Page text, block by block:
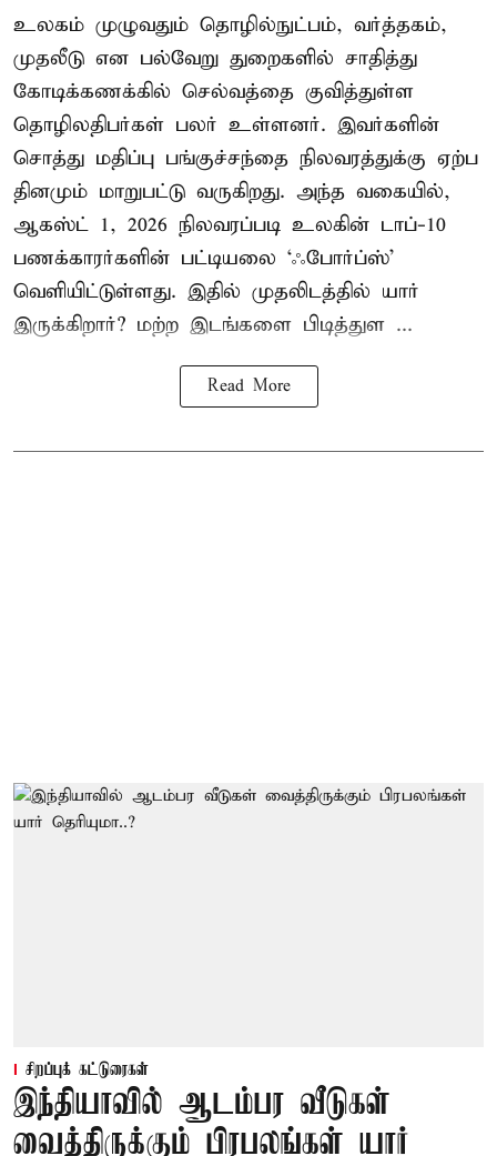
உலகம் முழுவதும் தொழில்நுட்பம், வர்த்தகம்,
முதலீடு என பல்வேறு துறைகளில் சாதித்து
கோடிக்கணக்கில் செல்வத்தை குவித்துள்ள
தொழிலதிபர்கள் பலர் உள்ளனர். இவர்களின்
சொத்து மதிப்பு பங்குச்சந்தை நிலவரத்துக்கு ஏற்ப
தினமும் மாறுபட்டு வருகிறது. அந்த வகையில்,
ஆகஸ்ட் 1, 2026 நிலவரப்படி உலகின் டாப்-10
பணக்காரர்களின் பட்டியலை ‘ஃபோர்ப்ஸ்’
வெளியிட்டுள்ளது. இதில் முதலிடத்தில் யார்
இருக்கிறார்? மற்ற இடங்களை பிடித்துள ...
Read More
சிறப்புக் கட்டுரைகள்
இந்தியாவில் ஆடம்பர வீடுகள்
வைத்திருக்கும் பிரபலங்கள் யார்